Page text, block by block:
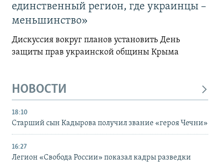
единственный регион, где украинцы –
меньшинство»
Дискуссия вокруг планов установить День
защиты прав украинской общины Крыма
НОВОСТИ
18:10
Старший сын Кадырова получил звание «героя Чечни»
16:27
Легион «Свобода России» показал кадры разведки